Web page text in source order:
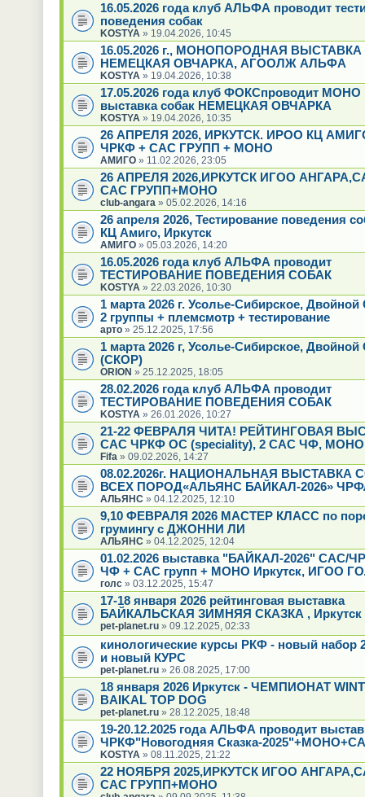
16.05.2026 года клуб АЛЬФА проводит
поведения собак
KOSTYA » 19.04.2026, 10:45
16.05.2026 г., МОНОПОРОДНАЯ ВЫСТАВКА
НЕМЕЦКАЯ ОВЧАРКА, АГООЛЖ АЛЬФА
KOSTYA » 19.04.2026, 10:38
17.05.2026 года клуб ФОКСпроводит МОНО
выставка собак НЕМЕЦКАЯ ОВЧАРКА
KOSTYA » 19.04.2026, 10:35
26 АПРЕЛЯ 2026, ИРКУТСК. ИРОО КЦ
ЧРКФ + САС ГРУПП + МОНО
АМИГО» 11.02.2026, 23:05
26 АПРЕЛЯ 2026,ИРКУТСК ИГОО
САС ГРУПП+МОНО
club-angara » 05.02.2026, 14:16
26 апреля 2026, Тестирование поведения
КЦ Амиго, Иркутск
АМИГО» 05.03.2026, 14:20
16.05.2026 года клуб АЛЬФА проводит
ТЕСТИРОВАНИЕ ПОВЕДЕНИЯ СОБАК
KOSTYA » 22.03.2026, 10:30
1 марта 2026 г. Усолье-Сибирское,
2 группы + племсмотр + тестирование
арто» 25.12.2025, 17:56
1 марта 2026 г, Усолье-Сибирское,
(СКОР)
ORION » 25.12.2025, 18:05
28.02.2026 года клуб АЛЬФА проводит
ТЕСТИРОВАНИЕ ПОВЕДЕНИЯ СОБАК
KOSTYA » 26.01.2026, 10:27
21-22 ФЕВРАЛЯ ЧИТА! РЕЙТИНГОВАЯ
САС ЧРКФ ОС (speciality), 2 САС ЧФ,
Fifa » 09.02.2026, 14:27
08.02.2026г. НАЦИОНАЛЬНАЯ ВЫСТАВКА
ВСЕХ ПОРОД«АЛЬЯНС БАЙКАЛ-2026»
АЛЬЯНС » 04.12.2025, 12:10
9,10 ФЕВРАЛЯ 2026 МАСТЕР КЛАСС по
грумингу с ДЖОННИ ЛИ
АЛЬЯНС » 04.12.2025, 12:04
01.02.2026 выставка "БАЙКАЛ-2026" САС/
ЧФ + САС групп + МОНО Иркутск, ИГОО
голс» 03.12.2025, 15:47
17-18 января 2026 рейтинговая выставка
БАЙКАЛЬСКАЯ ЗИМНЯЯ СКАЗКА , Иркутск
pet-planet.ru» 09.12.2025, 02:33
кинологические курсы РКФ - новый набор
и новый КУРС
pet-planet.ru» 26.08.2025, 17:00
18 января 2026 Иркутск - ЧЕМПИОНАТ
BAIKAL TOP DOG
pet-planet.ru» 28.12.2025, 18:48
19-20.12.2025 года АЛЬФА проводит
ЧРКФ"Новогодняя Сказка-
KOSTYA » 08.11.2025, 21:22
22 НОЯБРЯ 2025,ИРКУТСК ИГОО
САС ГРУПП+МОНО